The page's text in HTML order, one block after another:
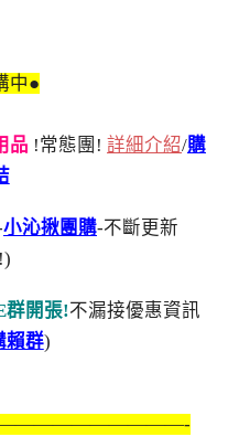
中●
品 !常態團! 詳細介紹/購
小沁揪團購-不斷更新
群開張!不漏接優惠資訊
賴群)